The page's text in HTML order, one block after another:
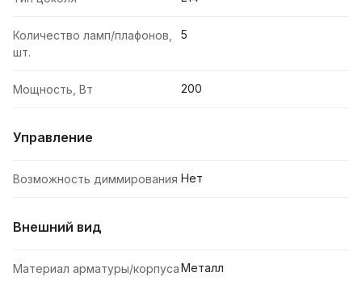
Количество ламп/плафонов,
шт.
5
Мощность, Вт 200
Управление
Возможность диммирования Нет
Внешний вид
Материал арматуры/корпусаМеталл